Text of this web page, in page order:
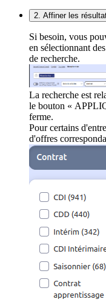
2. Affiner les
Si besoin, vous
en sélectionnant
de recherche.
La recherche est
le bouton «
ferme.
Pour certains
d'offres